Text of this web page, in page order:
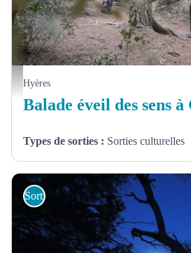
©OTPM Pôle Est Hyères - ©OTPM Pôle Est Hyères
Hyères
Types de sorties : Sorties culturelles
Sorties et sites de découverte